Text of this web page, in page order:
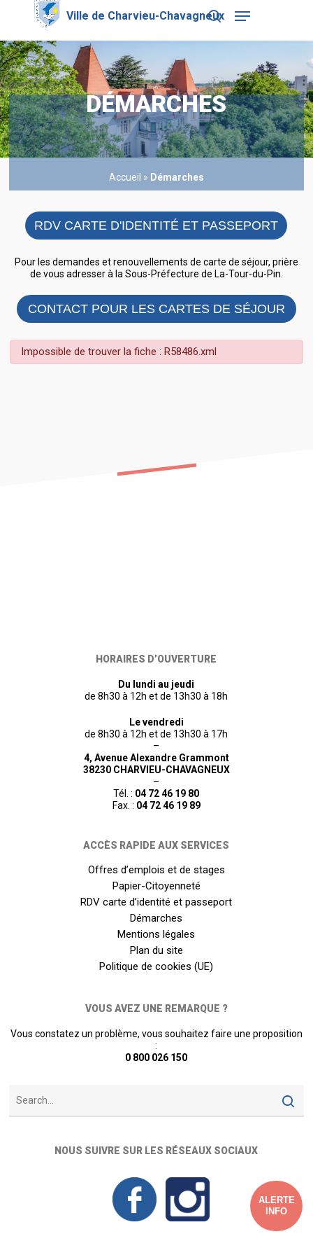
content
search
Menu
DÉMARCHES
Accueil » Démarches
RDV CARTE D'IDENTITÉ ET PASSEPORT
Pour les demandes et renouvellements de carte de séjour, prière
de vous adresser à la Sous-Préfecture de La-Tour-du-Pin.
CONTACT POUR LES CARTES DE SÉJOUR
Impossible de trouver la fiche : R58486.xml
HORAIRES D’OUVERTURE
Du lundi au jeudi
de 8h30 à 12h et de 13h30 à 18h
Le vendredi
de 8h30 à 12h et de 13h30 à 17h
–
4, Avenue Alexandre Grammont
38230 CHARVIEU-CHAVAGNEUX
–
Tél. : 04 72 46 19 80
Fax. : 04 72 46 19 89
ACCÈS RAPIDE AUX SERVICES
Offres d’emplois et de stages
Papier-Citoyenneté
RDV carte d’identité et passeport
Démarches
Mentions légales
Plan du site
Politique de cookies (UE)
VOUS AVEZ UNE REMARQUE ?
Vous constatez un problème, vous souhaitez faire une proposition
:
0 800 026 150
NOUS SUIVRE SUR LES RÉSEAUX SOCIAUX
Close
ALERTE
INFO